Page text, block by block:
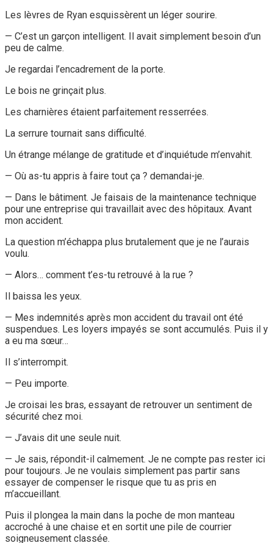
Les lèvres de Ryan esquissèrent un léger sourire.
— C’est un garçon intelligent. Il avait simplement besoin d’un
peu de calme.
Je regardai l’encadrement de la porte.
Le bois ne grinçait plus.
Les charnières étaient parfaitement resserrées.
La serrure tournait sans difficulté.
Un étrange mélange de gratitude et d’inquiétude m’envahit.
— Où as-tu appris à faire tout ça ? demandai-je.
— Dans le bâtiment. Je faisais de la maintenance technique
pour une entreprise qui travaillait avec des hôpitaux. Avant
mon accident.
La question m’échappa plus brutalement que je ne l’aurais
voulu.
— Alors… comment t’es-tu retrouvé à la rue ?
Il baissa les yeux.
— Mes indemnités après mon accident du travail ont été
suspendues. Les loyers impayés se sont accumulés. Puis il y
a eu ma sœur…
Il s’interrompit.
— Peu importe.
Je croisai les bras, essayant de retrouver un sentiment de
sécurité chez moi.
— J’avais dit une seule nuit.
— Je sais, répondit-il calmement. Je ne compte pas rester ici
pour toujours. Je ne voulais simplement pas partir sans
essayer de compenser le risque que tu as pris en
m’accueillant.
Puis il plongea la main dans la poche de mon manteau
accroché à une chaise et en sortit une pile de courrier
soigneusement classée.